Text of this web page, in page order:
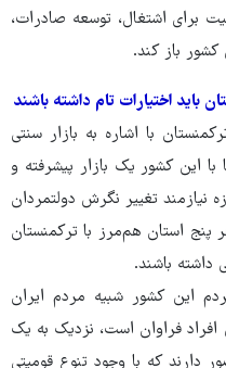
برای اشتغال، توسعه صادرات،
باز کند.
باید اختیارات تام داشته باشند
با اشاره به بازار سنتی
این کشور یک بازار پیشرفته و
نیازمند تغییر نگرش دولتمردان
پنج استان هم‌مرز با ترکمنستان
داشته باشند.
این کشور شبیه مردم ایران
فراوان است، نزدیک به یک
که با وجود تنوع قومیتی